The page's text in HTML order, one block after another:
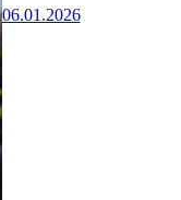
06.01.2026